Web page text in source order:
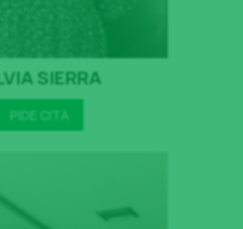
SIERRA
PIDE CITA